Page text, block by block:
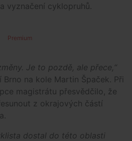
vyznačení cyklopruhů.
Premium
Je to pozdě, ale přece,“
na kole Martin Špaček. Při
magistrátu přesvědčilo, že
z okrajových částí
dostal do této oblasti